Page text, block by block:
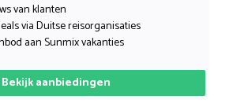
van klanten
via Duitse reisorganisaties
aan Sunmix vakanties
Bekijk aanbiedingen